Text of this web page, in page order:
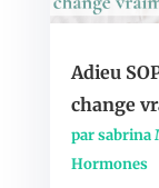
Adieu
change
parsabrina
Hormones